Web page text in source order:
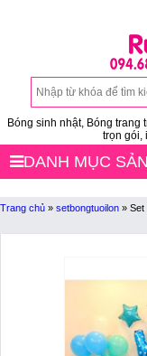
Bóng sinh nhật, Bóng
trọn gói,
DANH MỤC
Trang chủ » setbongtuoilon » Set